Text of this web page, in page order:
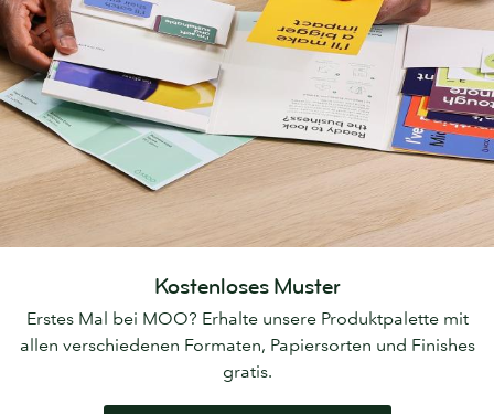
Kostenloses Muster
Erstes Mal bei MOO? Erhalte unsere Produktpalette mit
allen verschiedenen Formaten, Papiersorten und Finishes
gratis.